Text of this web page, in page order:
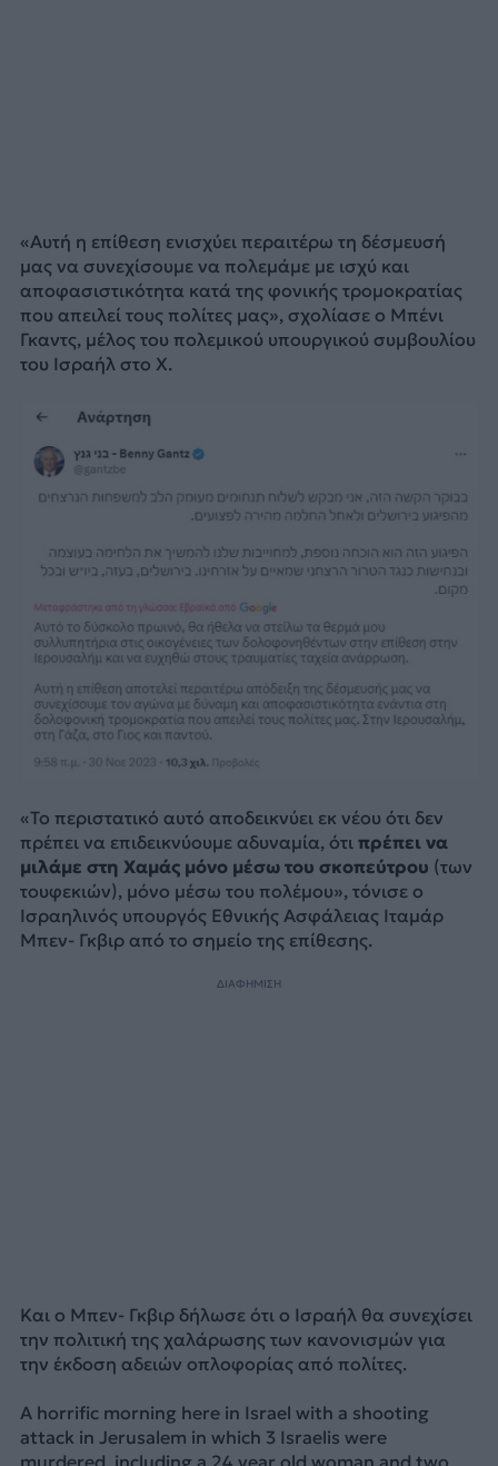
«Αυτή η επίθεση ενισχύει περαιτέρω τη δέσμευσή
μας να συνεχίσουμε να πολεμάμε με ισχύ και
αποφασιστικότητα κατά της φονικής τρομοκρατίας
που απειλεί τους πολίτες μας», σχολίασε ο Μπένι
Γκαντς, μέλος του πολεμικού υπουργικού συμβουλίου
του Ισραήλ στο Χ.
«Το περιστατικό αυτό αποδεικνύει εκ νέου ότι δεν
πρέπει να επιδεικνύουμε αδυναμία, ότι πρέπει να
μιλάμε στη Χαμάς μόνο μέσω του σκοπεύτρου (των
τουφεκιών), μόνο μέσω του πολέμου», τόνισε ο
Ισραηλινός υπουργός Εθνικής Ασφάλειας Ιταμάρ
Μπεν- Γκβιρ από το σημείο της επίθεσης.
ΔΙΑΦΗΜΙΣΗ
Και ο Μπεν- Γκβιρ δήλωσε ότι ο Ισραήλ θα συνεχίσει
την πολιτική της χαλάρωσης των κανονισμών για
την έκδοση αδειών οπλοφορίας από πολίτες.
A horrific morning here in Israel with a shooting
attack in Jerusalem in which 3 Israelis were